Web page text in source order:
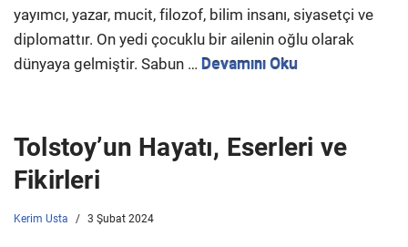
yayımcı, yazar, mucit, filozof, bilim insanı, siyasetçi ve
diplomattır. On yedi çocuklu bir ailenin oğlu olarak
dünyaya gelmiştir. Sabun … Devamını Oku
Tolstoy’un Hayatı, Eserleri ve
Fikirleri
Kerim Usta 3 Şubat 2024